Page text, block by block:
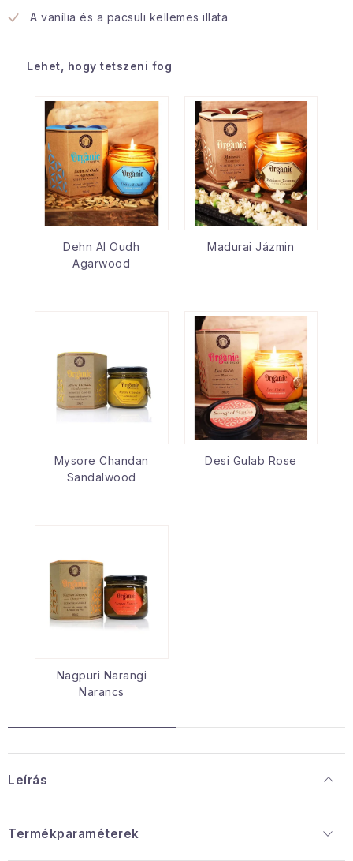
A vanília és a pacsuli kellemes illata
Lehet, hogy tetszeni fog
Dehn Al Oudh
Agarwood
Madurai Jázmin
Mysore Chandan
Sandalwood
Desi Gulab Rose
Nagpuri Narangi
Narancs
Leírás
Termékparaméterek